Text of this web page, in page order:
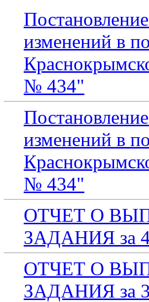
изменений в
№ 434"
изменений в
№ 434"
ОТЧЕТ О
ЗАДАНИЯ за 4
ОТЧЕТ О
ЗАДАНИЯ за 3